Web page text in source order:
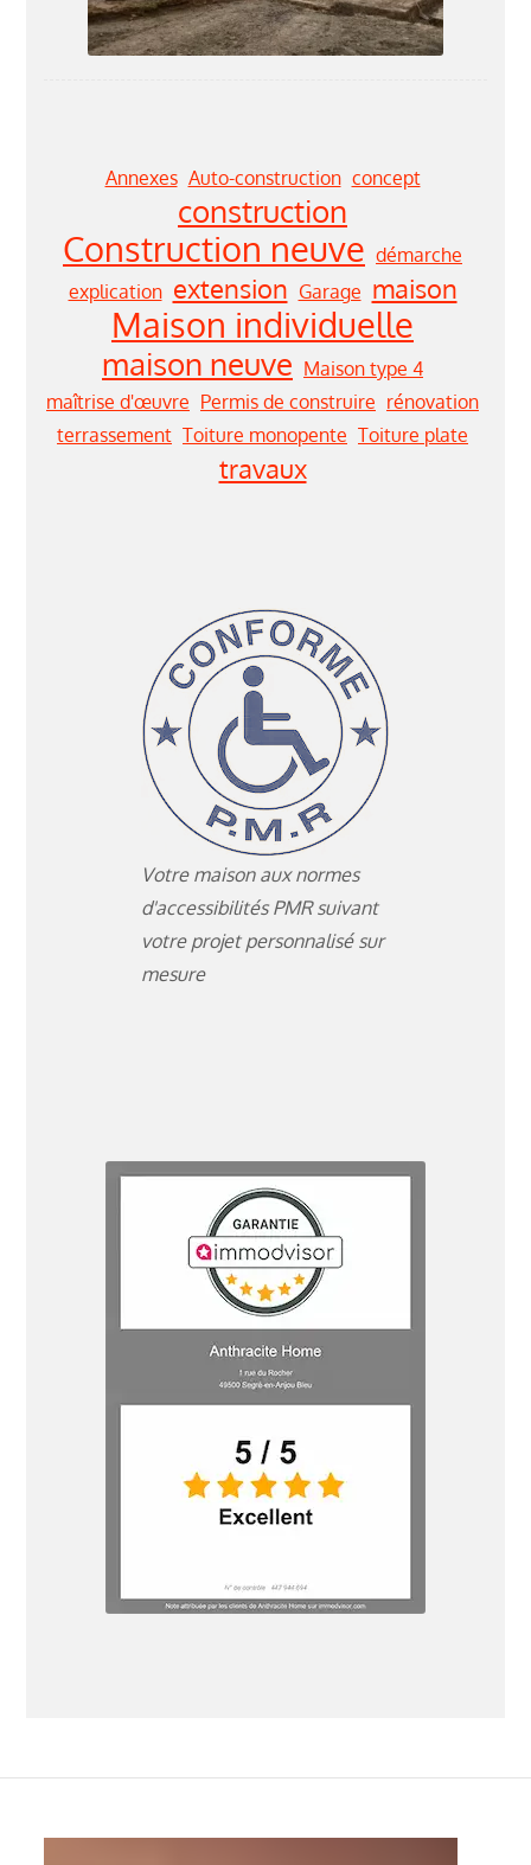
Annexes Auto-construction concept
construction
Construction neuve démarche
explication extension Garage maison
Maison individuelle
maison neuve Maison type 4
maîtrise d'œuvre Permis de construire rénovation
terrassement Toiture monopente Toiture plate
travaux
Votre maison aux normes
d'accessibilités PMR suivant
votre projet personnalisé sur
mesure